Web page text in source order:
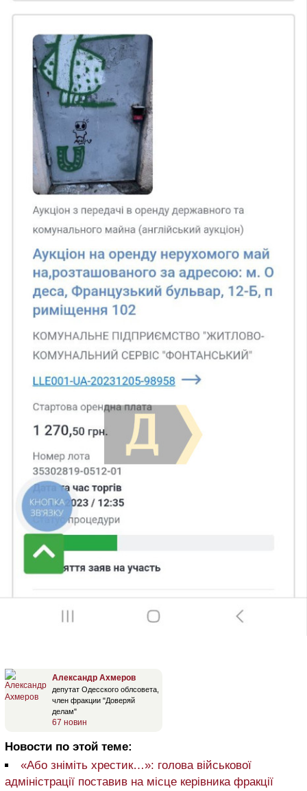
Александр Ахмеров
депутат Одесского облсовета,
член фракции "Доверяй
делам"
67 новин
Новости по этой теме:
«Або зніміть хрестик…»: голова військової
адміністрації поставив на місце керівника фракції